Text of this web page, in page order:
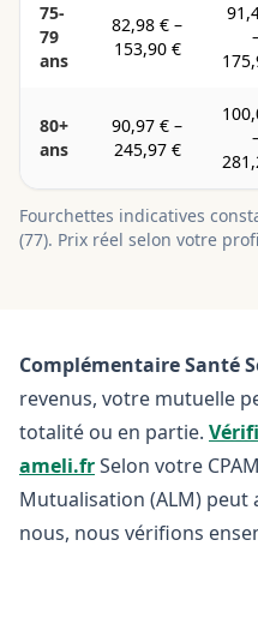
75-
79
ans
82,98 € –
153,90 €
80+
ans
90,97 € –
245,97 €
Fourchettes indicatives
(77). Prix réel selon votre
Complémentaire Santé
revenus, votre mutuelle
totalité ou en partie.
ameli.frSelon votre
Mutualisation (ALM) peut
nous, nous vérifions